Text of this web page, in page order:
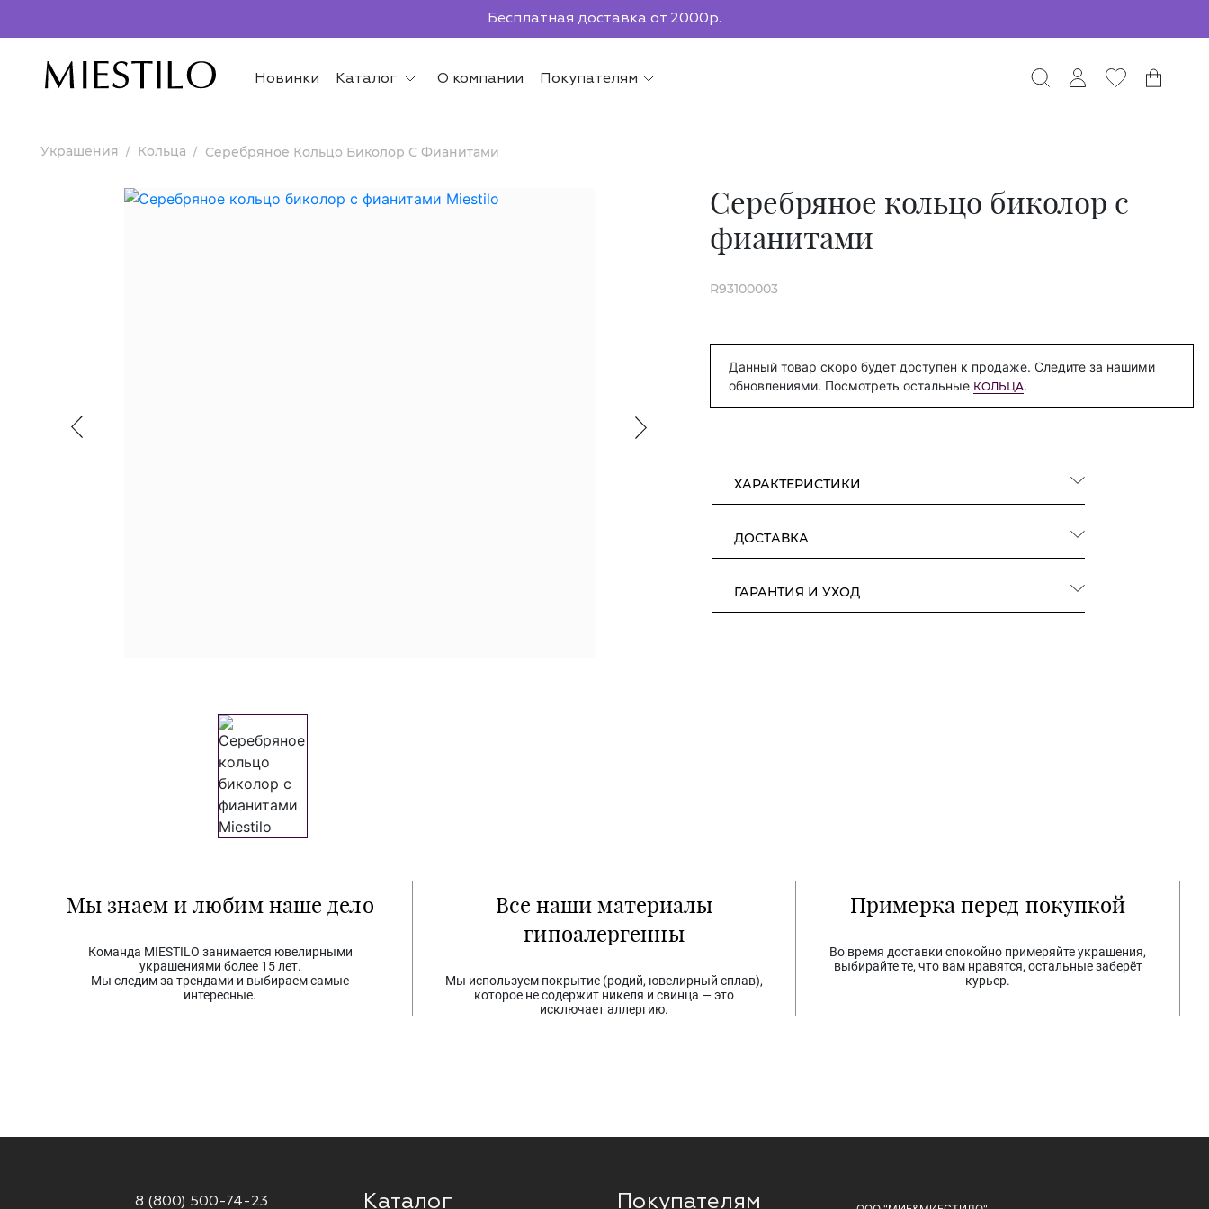
По всей России до ПВЗ СДЭК
Новинки Каталог О компании Покупателям
Украшения Кольца Серебряное Кольцо Биколор С Фианитами
Серебряное кольцо биколор с
фианитами
R93100003
Данный товар скоро будет доступен к продаже. Следите за нашими
обновлениями. Посмотреть остальные КОЛЬЦА.
ХАРАКТЕРИСТИКИ
ДОСТАВКА
ГАРАНТИЯ И УХОД
Мы знаем и любим наше дело
Команда MIESTILO занимается ювелирными
украшениями более 15 лет.
Мы следим за трендами и выбираем самые
интересные.
Все наши материалы
гипоалергенны
Мы используем покрытие (родий, ювелирный сплав),
которое не содержит никеля и свинца — это
исключает аллергию.
Примерка перед покупкой
Во время доставки спокойно примеряйте украшения,
выбирайте те, что вам нравятся, остальные заберёт
курьер.
8 (800) 500-74-23 Каталог Покупателям